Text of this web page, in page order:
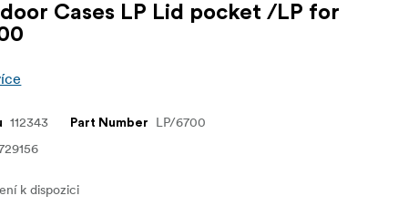
Cases LP Lid pocket /LP for
112343 Part Number
LP/6700
k dispozici